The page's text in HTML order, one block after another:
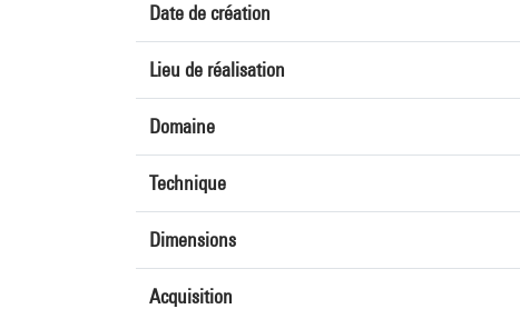
Date de création
Lieu de réalisation
Domaine
Technique
Dimensions
Acquisition